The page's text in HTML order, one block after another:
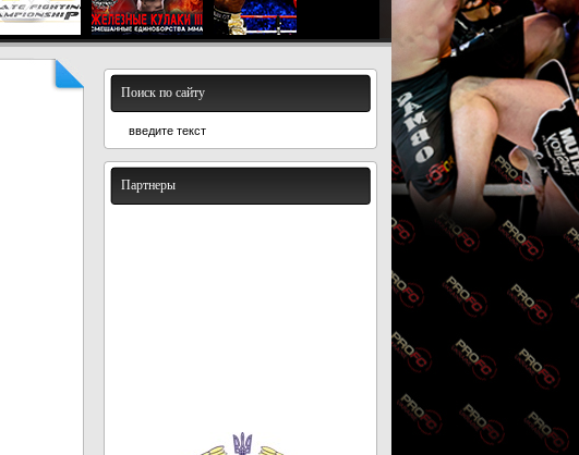
Поиск по сайту
Партнеры